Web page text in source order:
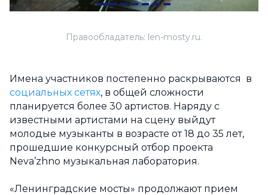
Правообладатель: len-mosty.ru.
Имена участников постепенно раскрываются в
социальных сетях, в общей сложности
планируется более 30 артистов. Наряду с
известными артистами на сцену выйдут
молодые музыканты в возрасте от 18 до 35 лет,
прошедшие конкурсный отбор проекта
Neva’zhno музыкальная лаборатория.
«Ленинградские мосты» продолжают прием